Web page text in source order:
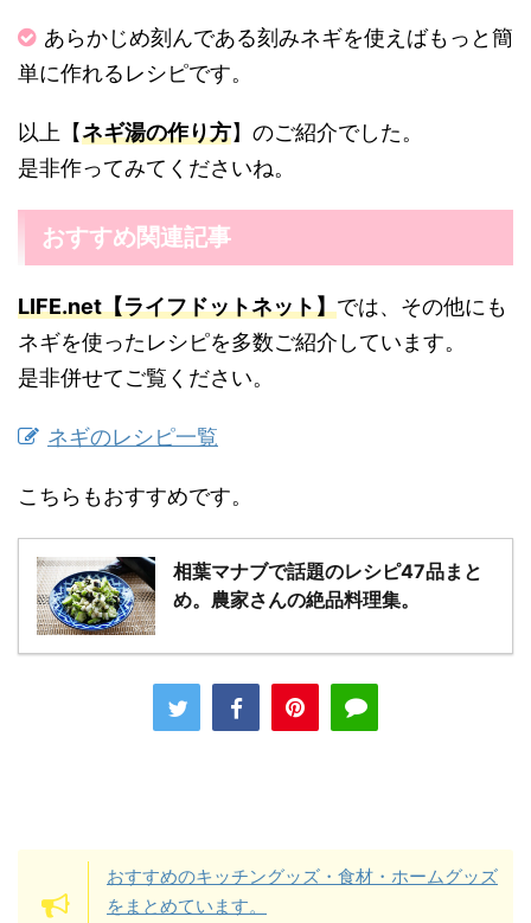
あらかじめ刻んである刻みネギを使えばもっと簡
単に作れるレシピです。
以上【ネギ湯の作り方】のご紹介でした。
是非作ってみてくださいね。
おすすめ関連記事
LIFE.net【ライフドットネット】では、その他にも
ネギを使ったレシピを多数ご紹介しています。
是非併せてご覧ください。
ネギのレシピ一覧
こちらもおすすめです。
相葉マナブで話題のレシピ47品まと
め。農家さんの絶品料理集。
おすすめのキッチングッズ・食材・ホームグッズ
をまとめています。